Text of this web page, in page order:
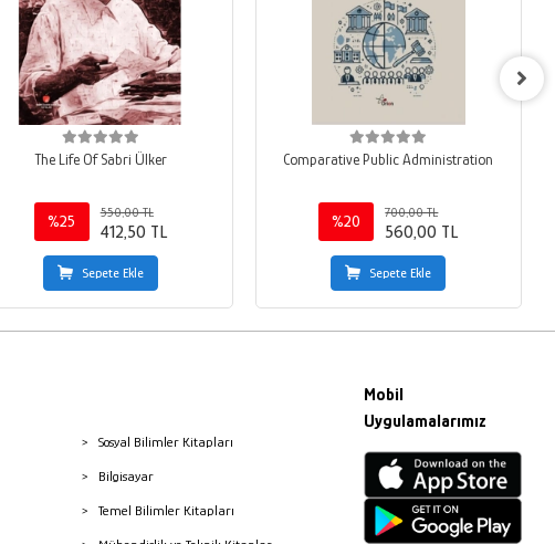
The Life Of Sabri Ülker
%25
550,00 TL
412,50 TL
Sepete Ekle
Comparative Public Administration
%20
700,00 TL
560,00 TL
Sepete Ekle
Sosyal Bilimler Kitapları
Bilgisayar
Temel Bilimler Kitapları
Mobil
Uygulamalarımız